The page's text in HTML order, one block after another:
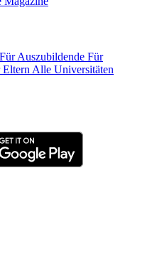
Für Auszubildende Für
Eltern Alle Universitäten